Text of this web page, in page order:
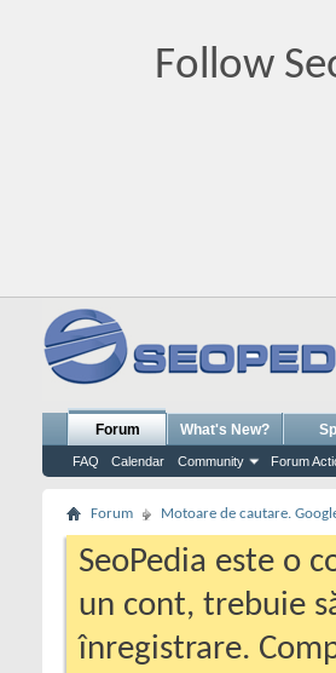
Follow
Forum
FAQ Calendar Community Forum
What's New?
Forum Motoare de cautare.
SeoPedia este o
un cont, trebuie
înregistrare.